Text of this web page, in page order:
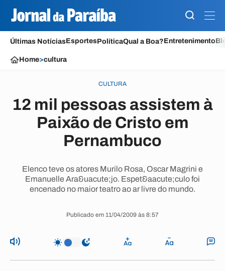
Últimas NotíciasEsportesPolíticaQual a Boa?Entretenimento
Home>cultura
CULTURA
12 mil pessoas assistem à
Paixão de Cristo em
Pernambuco
Elenco teve os atores Murilo Rosa, Oscar Magrini e
Emanuelle Ara&uacute;jo. Espet&aacute;culo foi
encenado no maior teatro ao ar livre do mundo.
Publicado em 11/04/2009 às 8:57